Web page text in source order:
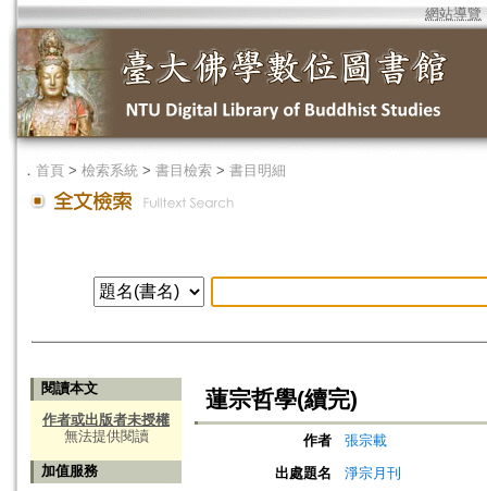
網站導覽
． 首頁 > 檢索系統 > 書目檢索 > 書目明細
閱讀本文
作者或出版者未授權
無法提供閱讀
加值服務
蓮宗哲學(續完)
作者
張宗載
出處題名
淨宗月刊